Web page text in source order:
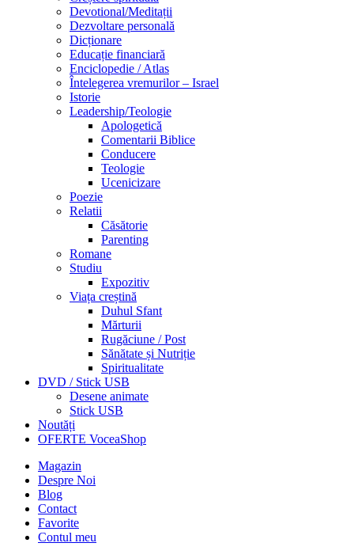
Devotional/Meditații
Dezvoltare personală
Dicționare
Educație financiară
Enciclopedie / Atlas
Întelegerea vremurilor – Israel
Istorie
Leadership/Teologie
Apologetică
Comentarii Biblice
Conducere
Teologie
Ucenicizare
Poezie
Relatii
Căsătorie
Parenting
Romane
Studiu
Expozitiv
Viața creștină
Duhul Sfant
Mărturii
Rugăciune / Post
Sănătate și Nutriție
Spiritualitate
DVD / Stick USB
Desene animate
Stick USB
Noutăți
OFERTE VoceaShop
Magazin
Despre Noi
Blog
Contact
Favorite
Contul meu